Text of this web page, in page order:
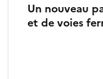
Un nouveau
et de voies